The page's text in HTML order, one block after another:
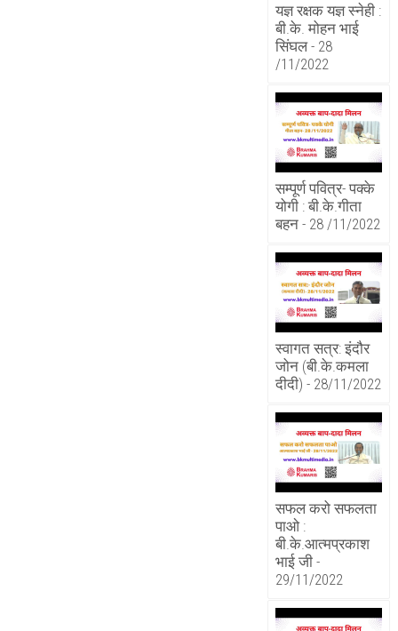
यज्ञ रक्षक यज्ञ स्नेही :
बी.के. मोहन भाई
सिंघल - 28
/11/2022
सम्पूर्ण पवित्र- पक्के
योगी : बी.के.गीता
बहन - 28 /11/2022
स्वागत सत्र: इंदौर
जोन (बी.के.कमला
दीदी) - 28/11/2022
सफल करो सफलता
पाओ :
बी.के.आत्मप्रकाश
भाई जी -
29/11/2022